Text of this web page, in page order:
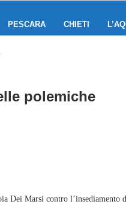
PESCARA CHIETI
polemiche
Dei Marsi contro l’insediamento